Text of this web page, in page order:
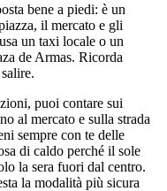
bene a piedi: è un
il mercato e gli
un taxi locale o un
de Armas. Ricorda
puoi contare sui
al mercato e sulla strada
sempre con te delle
di caldo perché il sole
la sera fuori dal centro.
la modalità più sicura